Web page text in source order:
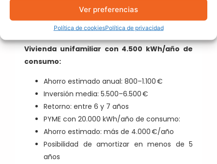
Ver preferencias
Política de cookiesPolítica de privacidad
Vamos con algunos escenarios reales:
Instalación de placas solares en piso
Vivienda unifamiliar con 4.500 kWh/año de
consumo:
Ahorro estimado anual: 800–1.100 €
Inversión media: 5.500–6.500 €
Retorno: entre 6 y 7 años
PYME con 20.000 kWh/año de consumo:
Ahorro estimado: más de 4.000 €/año
Posibilidad de amortizar en menos de 5
años